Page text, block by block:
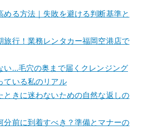
める方法｜失敗を避ける判断基準と
旅行！業務レンタカー福岡空港店で
い…毛穴の奥まで届くクレンジング
ている私のリアル
ときに迷わないための自然な返しの
分前に到着すべき？準備とマナーの